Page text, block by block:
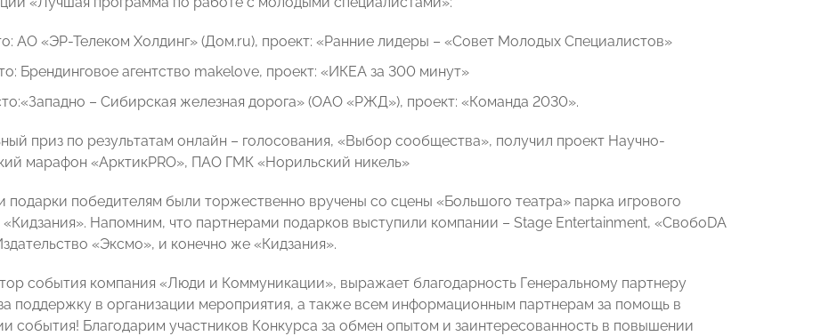
АО «ЭР-Телеком Холдинг» (Дом.ru), проект: «Ранние лидеры – «Совет Молодых Специалистов»
Брендинговое агентство makelove, проект: «ИКЕА за 300 минут»
– Сибирская железная дорога» (ОАО «РЖД»), проект: «Команда 2030».
приз по результатам онлайн – голосования, «Выбор сообщества», получил проект Научно-
марафон «АрктикPRO», ПАО ГМК «Норильский никель»
подарки победителям были торжественно вручены со сцены «Большого театра» парка игрового
«Кидзания». Напомним, что партнерами подарков выступили компании – Stage Entertainment, «СвобоDA
«Эксмо», и конечно же «Кидзания».
события компания «Люди и Коммуникации», выражает благодарность Генеральному партнеру
поддержку в организации мероприятия, а также всем информационным партнерам за помощь в
события! Благодарим участников Конкурса за обмен опытом и заинтересованность в повышении